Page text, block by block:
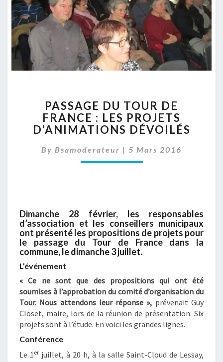
DU
TOUR
DE
:
LES
PASSAGE DU TOUR DE
FRANCE : LES PROJETS
D’ANIMATIONS DÉVOILÉS
By Bsamoderateur | 5 Mars 2016
Dimanche 28 février, les responsables
d’association et les conseillers municipaux
ont présenté les propositions de projets pour
le passage du Tour de France dans la
commune, le dimanche 3 juillet.
L’événement
« Ce ne sont que des propositions qui ont été
soumises à l’approbation du comité d’organisation du
Tour. Nous attendons leur réponse », prévenait Guy
Closet, maire, lors de la réunion de présentation. Six
projets sont à l’étude. En voici les grandes lignes.
Conférence
Le 1 er juillet, à 20 h, à la salle Saint-Cloud de Lessay,